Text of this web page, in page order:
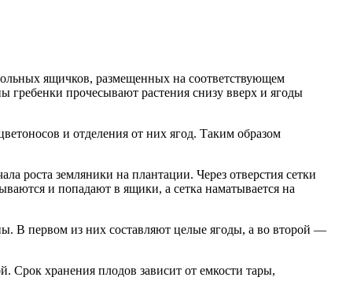
ящичков, размещенных на соответствующем
прочесывают растения снизу вверх и ягоды
и отделения от них ягод. Таким образом
роста земляники на плантации. Через отверстия сетки
и попадают в ящики, а сетка наматывается на
В первом из них составляют целые ягоды, а во второй —
Срок хранения плодов зависит от емкости тары,